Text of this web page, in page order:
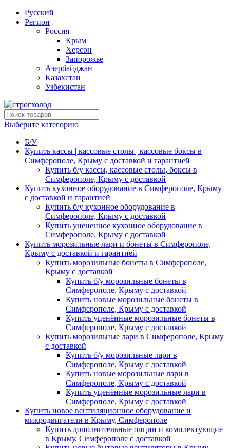
Русский
Регион
Россия
Крым
Херсон
Запорожье
Азербайджан
Казахстан
Узбекистан
Выберите категорию
Б/У
Купить кассы | кассовые столы | кассовые боксы в
Симферополе, Крыму с доставкой и гарантией
Купить б/у кассы, кассовые столы, боксы в
Симферополе, Крыму с доставкой
Купить кухонное оборудование в Симферополе, Крыму
с доставкой и гарантией
Купить б/у кухонное оборудование в
Симферополе, Крыму с доставкой
Купить уцененное кухонное оборудование в
Симферополе, Крыму с доставкой
Купить морозильные лари и бонеты в Симферополе,
Крыму с доставкой и гарантией
Купить морозильные бонеты в Симферополе,
Крыму с доставкой
Купить б/у морозильные бонеты в
Симферополе, Крыму с доставкой
Купить новые морозильные бонеты в
Симферополе, Крыму с доставкой
Купить уценённые морозильные бонеты в
Симферополе, Крыму с доставкой
Купить морозильные лари в Симферополе, Крыму
с доставкой
Купить б/у морозильные лари в
Симферополе, Крыму с доставкой
Купить новые морозильные лари в
Симферополе, Крыму с доставкой
Купить уценённые морозильные лари в
Симферополе, Крыму с доставкой
Купить новое вентиляционное оборудование и
микродвигатели в Крыму, Симферополе
Купить дополнительные опции и комплектующие
в Крыму, Симферополе с доставкой